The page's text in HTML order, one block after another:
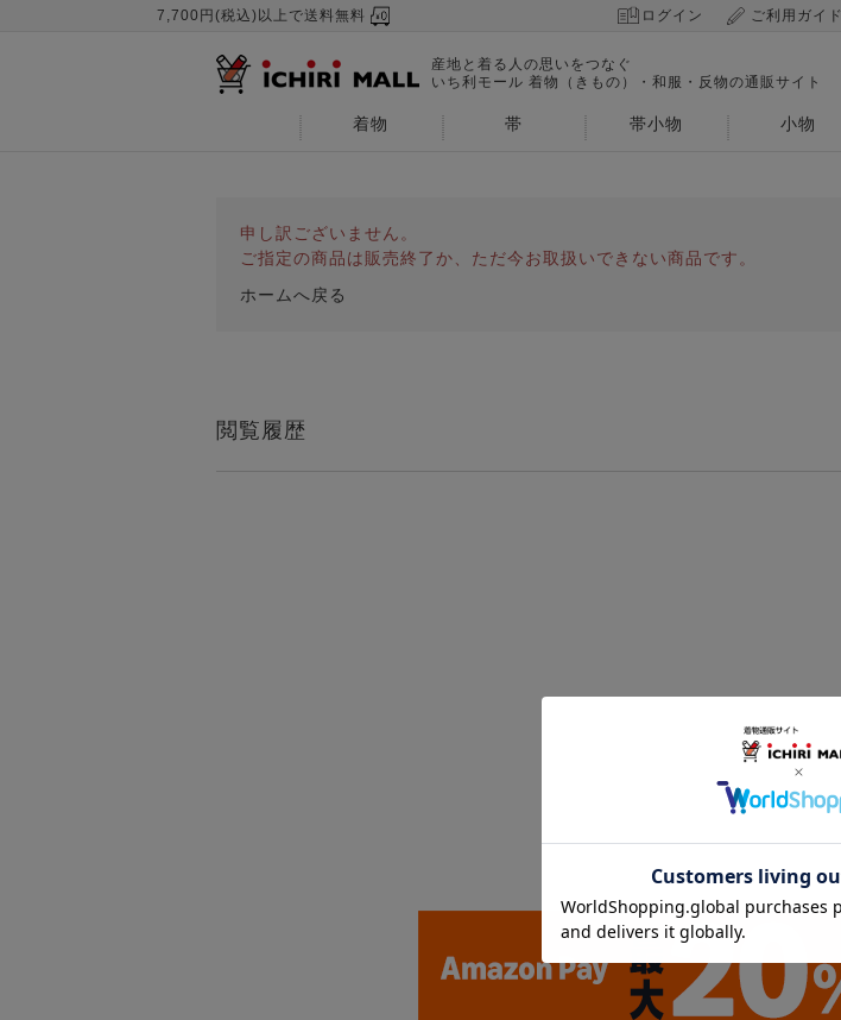
7,700円(税込)以上で送料無料 ログイン ご利用ガイド
産地と着る人の思いをつなぐ
いち利モール 着物（きもの）・和服・反物の通販サイト
着物 帯 帯小物 小物
申し訳ございません。
ご指定の商品は販売終了か、ただ今お取扱いできない商品です。
ホームへ戻る
閲覧履歴